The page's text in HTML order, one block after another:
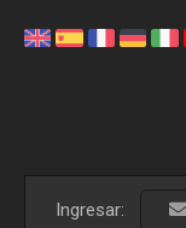
Ingresar: